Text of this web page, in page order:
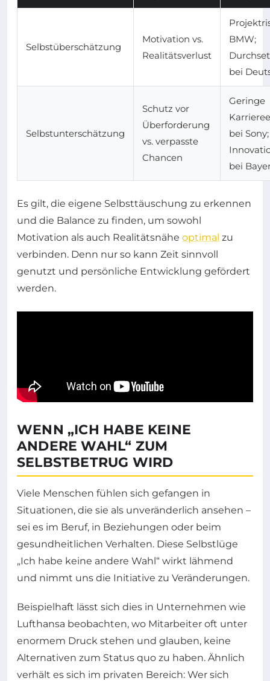
Selbstüberschätzung
Motivation vs.
Realitätsverlust
BMW;
bei
Selbstunterschätzung
Schutz vor
Überforderung
vs. verpasste
Chancen
Geringe
bei Sony;
bei
Es gilt, die eigene Selbsttäuschung zu erkennen
und die Balance zu finden, um sowohl
Motivation als auch Realitätsnähe optimal zu
verbinden. Denn nur so kann Zeit sinnvoll
genutzt und persönliche Entwicklung gefördert
werden.
WENN „ICH HABE KEINE
ANDERE WAHL“ ZUM
SELBSTBETRUG WIRD
Viele Menschen fühlen sich gefangen in
Situationen, die sie als unveränderlich ansehen –
sei es im Beruf, in Beziehungen oder beim
gesundheitlichen Verhalten. Diese Selbstlüge
„Ich habe keine andere Wahl“ wirkt lähmend
und nimmt uns die Initiative zu Veränderungen.
Beispielhaft lässt sich dies in Unternehmen wie
Lufthansa beobachten, wo Mitarbeiter oft unter
enormem Druck stehen und glauben, keine
Alternativen zum Status quo zu haben. Ähnlich
verhält es sich im privaten Bereich: Wer sich